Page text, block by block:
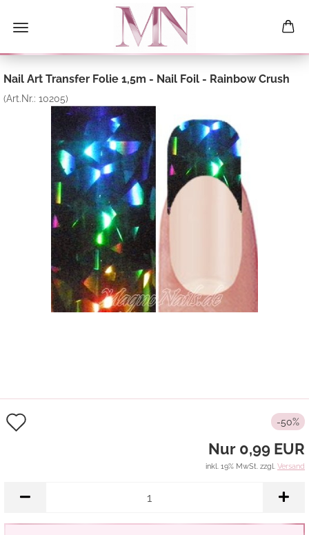
Nail Art Transfer Folie 1,5m - Nail Foil - Rainbow Crush
(Art.Nr.: 10205)
-50%
Nur 0,99 EUR
inkl. 19% MwSt. zzgl. Versand